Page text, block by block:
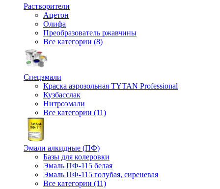
Растворители
Ацетон
Олифа
Преобразователь ржавчины
Все категории (8)
Спецэмали
Краска аэрозольная TYTAN Professional
Кузбасслак
Нитроэмали
Все категории (11)
Эмали алкидные (ПФ)
Базы для колеровки
Эмаль ПФ-115 белая
Эмаль ПФ-115 голубая, сиреневая
Все категории (11)